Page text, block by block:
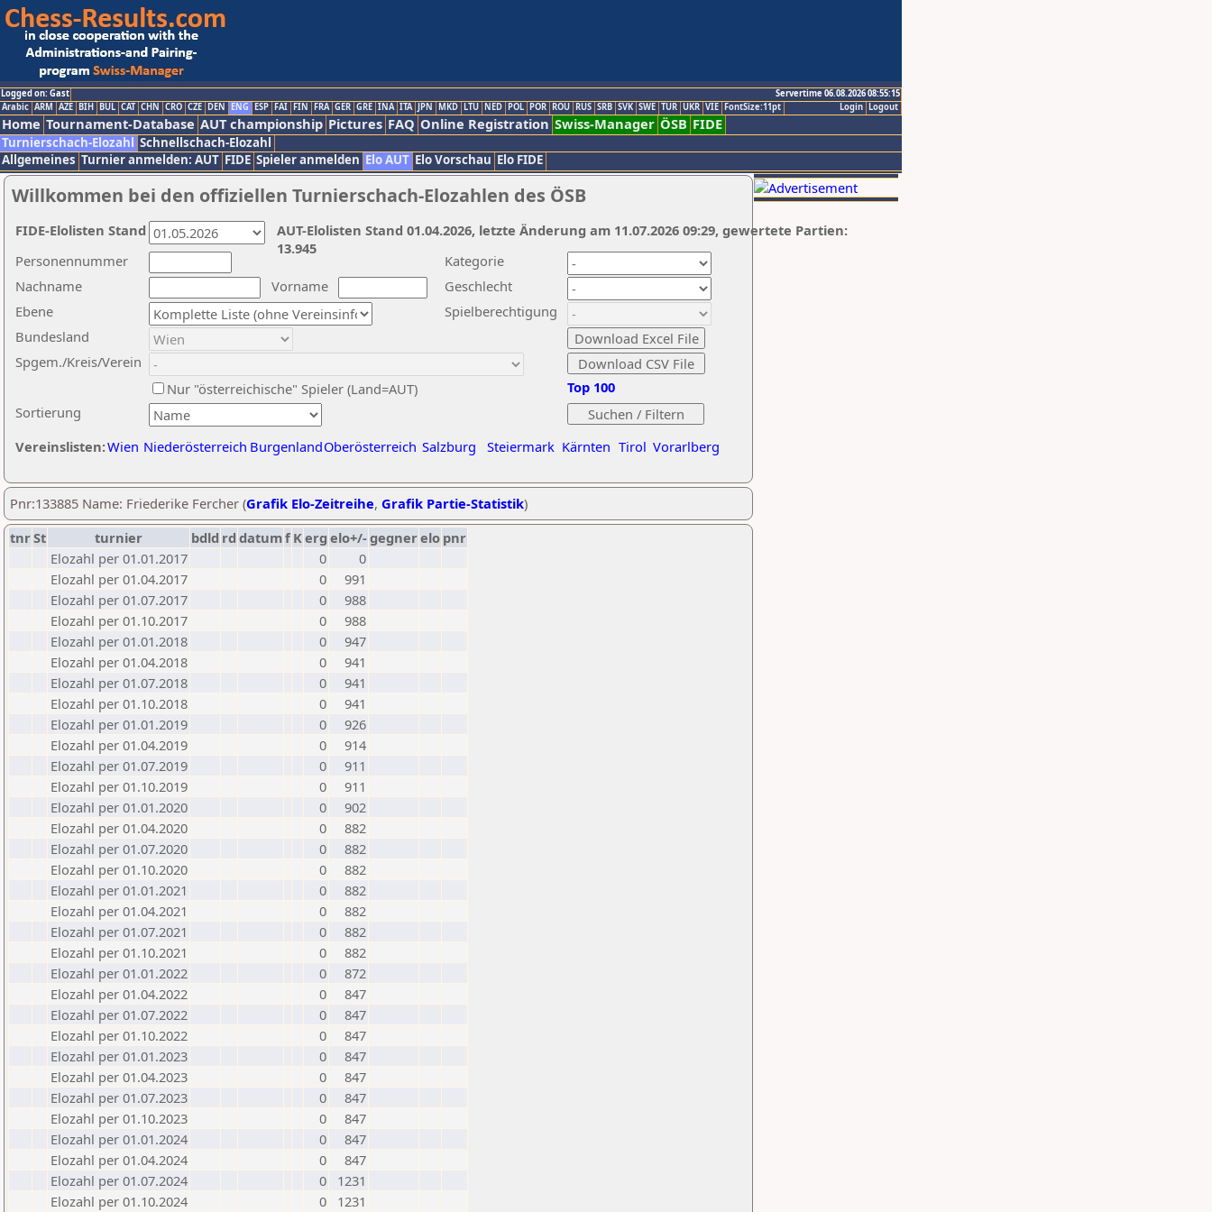
Logged on: Gast
Servertime 06.08.2026 08:55:15
Logout
Login
Arabic ARM AZE BIH BUL CAT CHN CRO CZE DEN ENG ESP FAI FIN FRA GER GRE INA ITA JPN MKD LTU NED POL POR ROU RUS SRB SVK SWE TUR UKR VIE FontSize:11pt
Home Tournament-Database AUT championship Pictures FAQ Online Registration Swiss-Manager ÖSB FIDE
Turnierschach-Elozahl Schnellschach-Elozahl
Allgemeines Turnier anmelden: AUT FIDE Spieler anmelden Elo AUT Elo Vorschau Elo FIDE
Willkommen bei den offiziellen Turnierschach-Elozahlen des ÖSB
Nachname
Vorname
Ebene
Kategorie
Sortierung
Personennummer
Bundesland
Spgem./Kreis/Verein
Geschlecht
Nur "österreichische" Spieler (Land=AUT)
Spielberechtigung
Vereinslisten:Wien Niederösterreich BurgenlandOberösterreich Salzburg Steiermark Kärnten Tirol Vorarlberg
Top 100
AUT-Elolisten Stand 01.04.2026, letzte Änderung am 11.07.2026 09:29, gewertete Partien:
13.945
FIDE-Elolisten Stand
Pnr:133885 Name: Friederike Fercher (Grafik Elo-Zeitreihe, Grafik Partie-Statistik)
tnrSt turnier bdld rd datumf Kerg elo+/-gegnerelo pnr
Elozahl per 01.01.2017
0
0
Elozahl per 01.04.2017
0
991
Elozahl per 01.07.2017
0
988
Elozahl per 01.10.2017
0
988
Elozahl per 01.01.2018
0
947
Elozahl per 01.04.2018
0
941
Elozahl per 01.07.2018
0
941
Elozahl per 01.10.2018
0
941
Elozahl per 01.01.2019
0
926
Elozahl per 01.04.2019
0
914
Elozahl per 01.07.2019
0
911
Elozahl per 01.10.2019
0
911
Elozahl per 01.01.2020
0
902
Elozahl per 01.04.2020
0
882
Elozahl per 01.07.2020
0
882
Elozahl per 01.10.2020
0
882
Elozahl per 01.01.2021
0
882
Elozahl per 01.04.2021
0
882
Elozahl per 01.07.2021
0
882
Elozahl per 01.10.2021
0
882
Elozahl per 01.01.2022
0
872
Elozahl per 01.04.2022
0
847
Elozahl per 01.07.2022
0
847
Elozahl per 01.10.2022
0
847
Elozahl per 01.01.2023
0
847
Elozahl per 01.04.2023
0
847
Elozahl per 01.07.2023
0
847
Elozahl per 01.10.2023
0
847
Elozahl per 01.01.2024
0
847
Elozahl per 01.04.2024
0
847
Elozahl per 01.07.2024
0
1231
Elozahl per 01.10.2024
0 1231